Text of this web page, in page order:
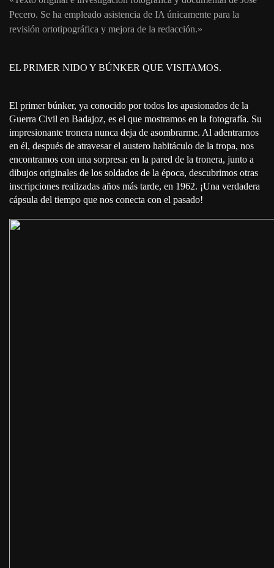
Pecero. Se ha empleado asistencia de IA únicamente para la
revisión ortotipográfica y mejora de la redacción.»
EL PRIMER NIDO Y BÚNKER QUE VISITAMOS.
El primer búnker, ya conocido por todos los apasionados de la
Guerra Civil en Badajoz, es el que mostramos en la fotografía. Su
impresionante tronera nunca deja de asombrarme. Al adentrarnos
en él, después de atravesar el austero habitáculo de la tropa, nos
encontramos con una sorpresa: en la pared de la tronera, junto a
dibujos originales de los soldados de la época, descubrimos otras
inscripciones realizadas años más tarde, en 1962. ¡Una verdadera
cápsula del tiempo que nos conecta con el pasado!